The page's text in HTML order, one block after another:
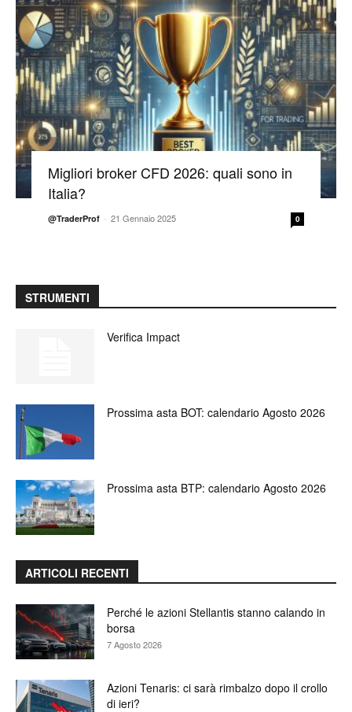
Migliori broker CFD 2026: quali sono in
Italia?
@TraderProf - 21 Gennaio 2025 0
STRUMENTI
Verifica Impact
Prossima asta BOT: calendario Agosto 2026
Prossima asta BTP: calendario Agosto 2026
ARTICOLI RECENTI
Perché le azioni Stellantis stanno calando in
borsa
7 Agosto 2026
Azioni Tenaris: ci sarà rimbalzo dopo il crollo
di ieri?